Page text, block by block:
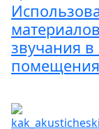
звучания